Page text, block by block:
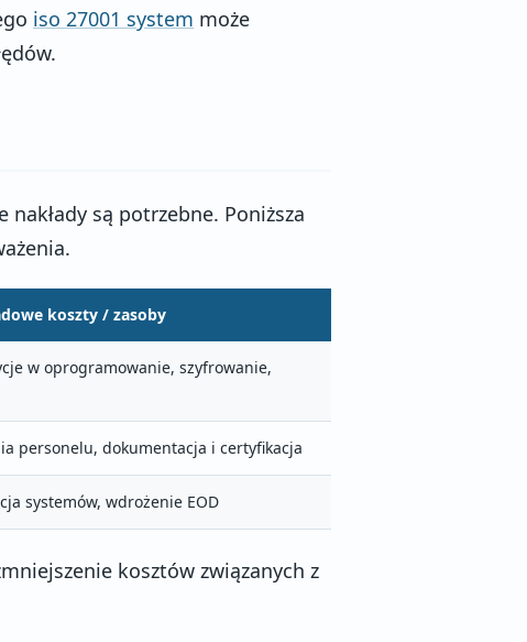
iso 27001 system może
są potrzebne. Poniższa
koszty / zasoby
w oprogramowanie, szyfrowanie,
personelu, dokumentacja i certyfikacja
systemów, wdrożenie EOD
kosztów związanych z